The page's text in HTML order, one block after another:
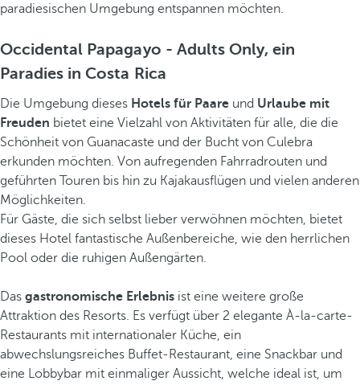
paradiesischen Umgebung entspannen möchten.
Occidental Papagayo - Adults Only, ein
Paradies in Costa Rica
Die Umgebung dieses Hotels für Paare und Urlaube mit
Freuden bietet eine Vielzahl von Aktivitäten für alle, die die
Schönheit von Guanacaste und der Bucht von Culebra
erkunden möchten. Von aufregenden Fahrradrouten und
geführten Touren bis hin zu Kajakausflügen und vielen anderen
Möglichkeiten.
Für Gäste, die sich selbst lieber verwöhnen möchten, bietet
dieses Hotel fantastische Außenbereiche, wie den herrlichen
Pool oder die ruhigen Außengärten.
Das gastronomische Erlebnis ist eine weitere große
Attraktion des Resorts. Es verfügt über 2 elegante À-la-carte-
Restaurants mit internationaler Küche, ein
abwechslungsreiches Buffet-Restaurant, eine Snackbar und
eine Lobbybar mit einmaliger Aussicht, welche ideal ist, um